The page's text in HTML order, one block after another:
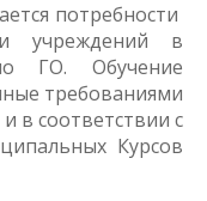
потребности
и учреждений в
ГО. Обучение
требованиями
в соответствии с
Курсов